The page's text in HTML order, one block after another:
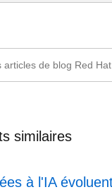
similaires
à l'IA